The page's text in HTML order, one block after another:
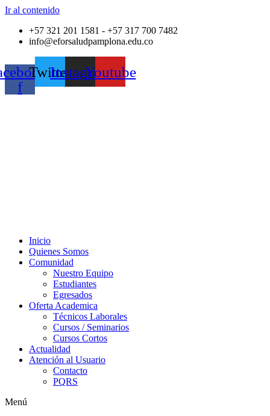
Ir al contenido
+57 321 201 1581 - +57 317 700 7482
info@eforsaludpamplona.edu.co
f
TwitterInstagramYoutube
Inicio
Quienes Somos
Comunidad
Nuestro Equipo
Estudiantes
Egresados
Oferta Academica
Técnicos Laborales
Cursos / Seminarios
Cursos Cortos
Actualidad
Atención al Usuario
Contacto
PQRS
Menú